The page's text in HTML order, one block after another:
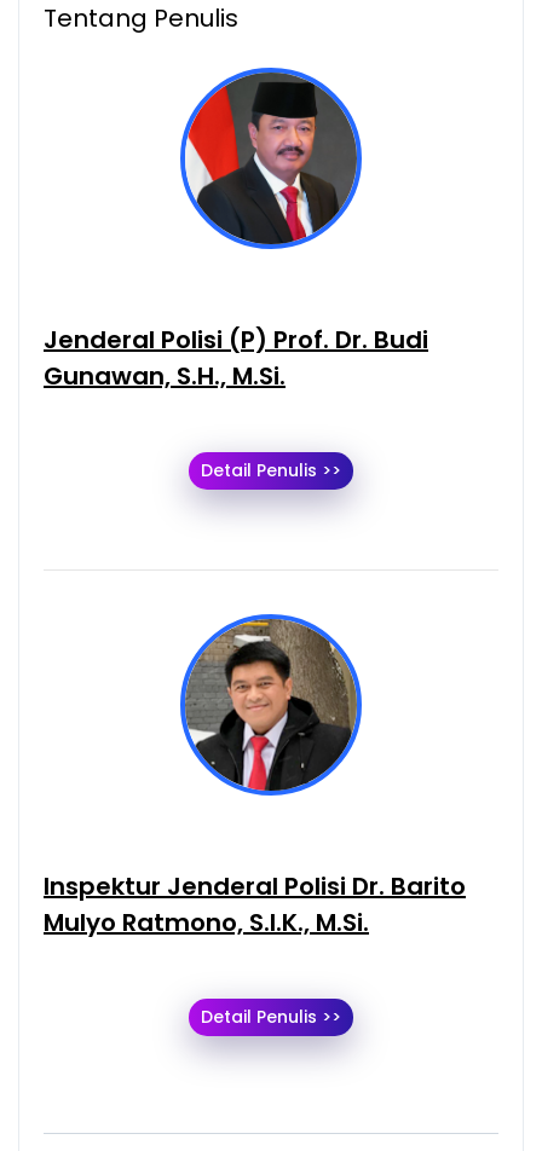
Tentang Penulis
Jenderal Polisi (P) Prof. Dr. Budi
Gunawan, S.H., M.Si.
Detail Penulis >>
Inspektur Jenderal Polisi Dr. Barito
Mulyo Ratmono, S.I.K., M.Si.
Detail Penulis >>